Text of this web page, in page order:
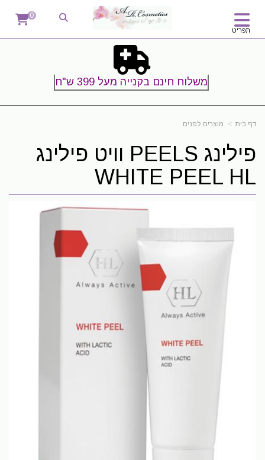
תפריט
0
משלוח חינם בקנייה מעל 399 ש"ח
דף בית מוצרים לפנים
פילינג PEELS וויט פילינג
WHITE PEEL HL